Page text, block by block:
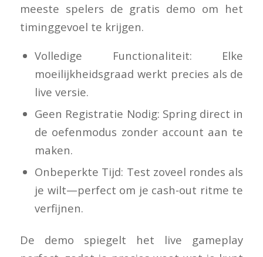
meeste spelers de gratis demo om het
timinggevoel te krijgen.
Volledige Functionaliteit: Elke
moeilijkheidsgraad werkt precies als de
live versie.
Geen Registratie Nodig: Spring direct in
de oefenmodus zonder account aan te
maken.
Onbeperkte Tijd: Test zoveel rondes als
je wilt—perfect om je cash‑out ritme te
verfijnen.
De demo spiegelt het live gameplay